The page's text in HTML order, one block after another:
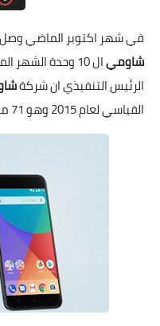
في شهر اكتوبر الماضي وصل
شاومي
الرئيس التنفيذي ان شركة
القياسي لعام 2015 وهو 71 مليون وحدة